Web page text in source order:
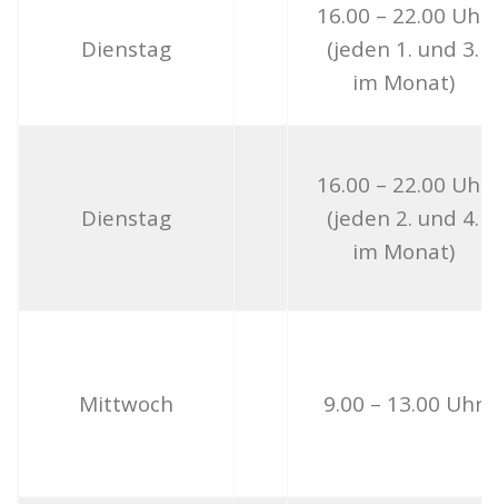
Dienstag
16.00 – 22.00 Uhr
(jeden 1. und 3.
im Monat)
Dienstag
16.00 – 22.00 Uhr
(jeden 2. und 4.
im Monat)
Mittwoch 9.00 – 13.00 Uhr